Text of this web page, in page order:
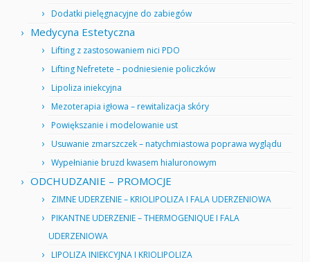
Dodatki pielęgnacyjne do zabiegów
Medycyna Estetyczna
Lifting z zastosowaniem nici PDO
Lifting Nefretete – podniesienie policzków
Lipoliza iniekcyjna
Mezoterapia igłowa – rewitalizacja skóry
Powiększanie i modelowanie ust
Usuwanie zmarszczek – natychmiastowa poprawa wyglądu
Wypełnianie bruzd kwasem hialuronowym
ODCHUDZANIE – PROMOCJE
ZIMNE UDERZENIE – KRIOLIPOLIZA I FALA UDERZENIOWA
PIKANTNE UDERZENIE – THERMOGENIQUE I FALA
UDERZENIOWA
LIPOLIZA INIEKCYJNA I KRIOLIPOLIZA